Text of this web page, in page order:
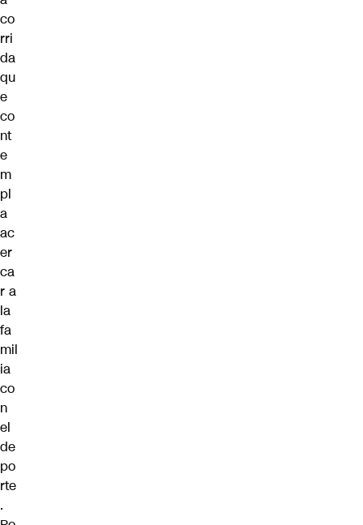
co
rri
da
qu
e
co
nt
e
m
pl
a
ac
er
ca
r a
la
fa
mil
ia
co
n
el
de
po
rte
.